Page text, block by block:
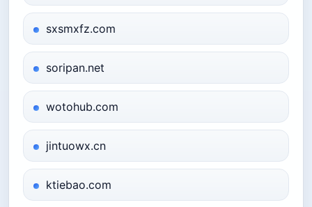
sxsmxfz.com
soripan.net
wotohub.com
jintuowx.cn
ktiebao.com